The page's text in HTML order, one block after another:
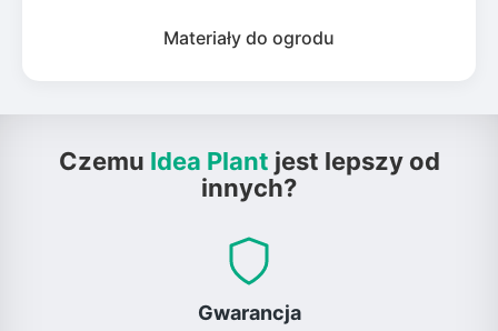
Materiały do ogrodu
Czemu Idea Plant jest lepszy od
innych?
Gwarancja